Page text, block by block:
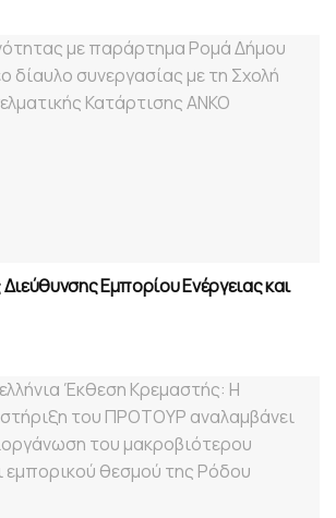
Εμπορίου Ενέργειας και